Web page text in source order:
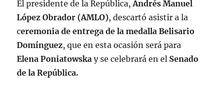
El presidente de la República,Andrés Manuel
López Obrador (AMLO), descartó asistir a la
ceremonia de entrega de la medalla Belisario
Domínguez, que en esta ocasión será para
Elena Poniatowska y se celebrará en el Senado
de la República.